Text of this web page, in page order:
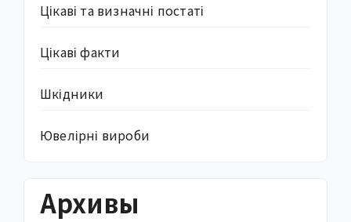
Цікаві та визначні постаті
Цікаві факти
Шкідники
Ювелірні вироби
Архивы